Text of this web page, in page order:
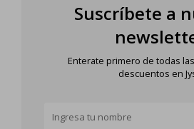
Suscríbete a
Enterate primero de todas
descuentos en